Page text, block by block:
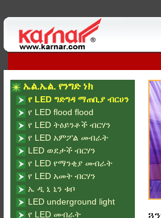
ኤል.ኤል. የንግድ ነክ
የ LED ግድግዳ ማጠቢያ ብርሀን
የ LED flood flood
የ LED ትዕይንቶች ብርሃን
የ LED አምፖል መብራት
LED ወደታች ብርሃን
የ LED የማንቂያ መብራት
የ LED አመት ብርሃን
ኤ ዲ ኒ ኒን ቱቦ
LED underground light
የ LED መብራት